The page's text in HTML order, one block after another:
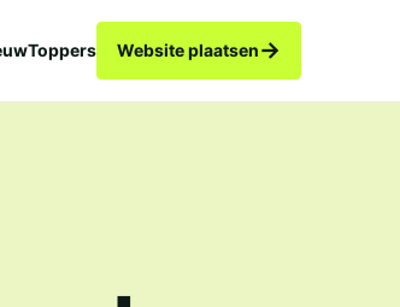
Toppers Website plaatsen→